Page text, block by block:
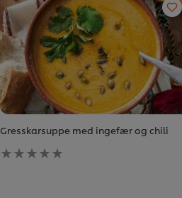
Gresskarsuppe med ingefær og chili
Ingen
vurderinger